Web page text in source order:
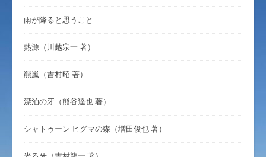
雨が降ると思うこと
熱源（川越宗一 著）
羆嵐（吉村昭 著）
漂泊の牙（熊谷達也 著）
シャトゥーン ヒグマの森（増田俊也 著）